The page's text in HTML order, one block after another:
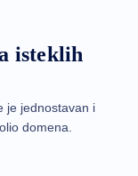
isteklih
je jednostavan i
domena.